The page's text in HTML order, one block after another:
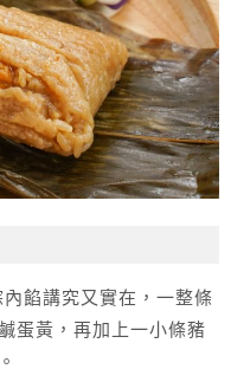
內餡講究又實在，一整條
蛋黃，再加上一小條豬